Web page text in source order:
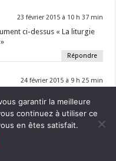
23 février 2015 à 10 h 37 min
ci-dessus « La liturgie
Répondre
24 février 2015 à 9 h 25 min
un certain nombre de
placé en fin d’article, en
Rio "LA REVOLUTION DES
garantir la meilleure
continuez à utiliser ce
en êtes satisfait.